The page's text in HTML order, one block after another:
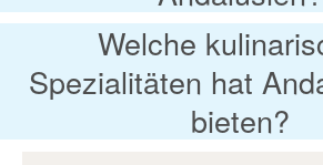
Welche
Spezialitäten hat
bieten?